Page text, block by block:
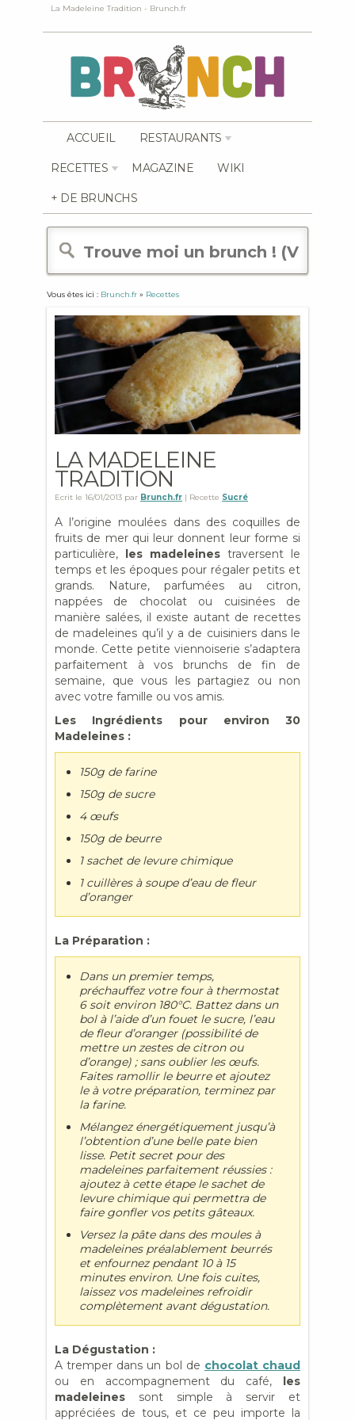
La Madeleine Tradition - Brunch.fr
ACCUEIL RESTAURANTS
RECETTES MAGAZINE WIKI
+ DE BRUNCHS
Vous êtes ici : Brunch.fr » Recettes
LA MADELEINE
TRADITION
Ecrit le 16/01/2013 par Brunch.fr | Recette Sucré
A l’origine moulées dans des coquilles de
fruits de mer qui leur donnent leur forme si
particulière, les madeleines traversent le
temps et les époques pour régaler petits et
grands. Nature, parfumées au citron,
nappées de chocolat ou cuisinées de
manière salées, il existe autant de recettes
de madeleines qu’il y a de cuisiniers dans le
monde. Cette petite viennoiserie s’adaptera
parfaitement à vos brunchs de fin de
semaine, que vous les partagiez ou non
avec votre famille ou vos amis.
Les Ingrédients pour environ 30
Madeleines :
150g de farine
150g de sucre
4 œufs
150g de beurre
1 sachet de levure chimique
1 cuillères à soupe d’eau de fleur
d’oranger
La Préparation :
Dans un premier temps,
préchauffez votre four à thermostat
6 soit environ 180°C. Battez dans un
bol à l’aide d’un fouet le sucre, l’eau
de fleur d’oranger (possibilité de
mettre un zestes de citron ou
d’orange) ; sans oublier les œufs.
Faites ramollir le beurre et ajoutez
le à votre préparation, terminez par
la farine.
Mélangez énergétiquement jusqu’à
l’obtention d’une belle pate bien
lisse. Petit secret pour des
madeleines parfaitement réussies :
ajoutez à cette étape le sachet de
levure chimique qui permettra de
faire gonfler vos petits gâteaux.
Versez la pâte dans des moules à
madeleines préalablement beurrés
et enfournez pendant 10 à 15
minutes environ. Une fois cuites,
laissez vos madeleines refroidir
complètement avant dégustation.
La Dégustation :
A tremper dans un bol de chocolat chaud
ou en accompagnement du café, les
madeleines sont simple à servir et
appréciées de tous, et ce peu importe la